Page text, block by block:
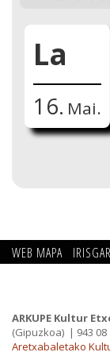
La
16. Mai.
WEB MAPA
ARKUPE Kultur
(Gipuzkoa) | 943
Aretxabaletako